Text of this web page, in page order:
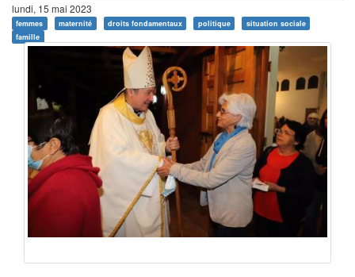
lundi, 15 mai 2023
femmes maternité droits fondamentaux politique
situation sociale
famille